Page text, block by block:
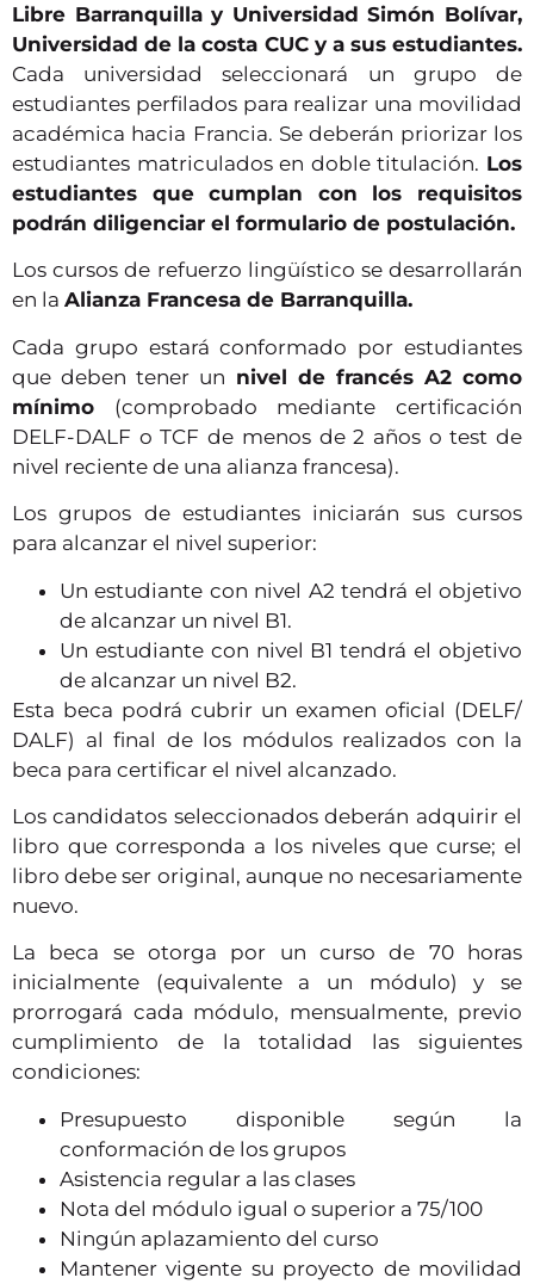
Libre Barranquilla y Universidad Simón Bolívar,
Universidad de la costa CUC y a sus estudiantes.
Cada universidad seleccionará un grupo de
estudiantes perfilados para realizar una movilidad
académica hacia Francia. Se deberán priorizar los
estudiantes matriculados en doble titulación. Los
estudiantes que cumplan con los requisitos
podrán diligenciar el formulario de postulación.
Los cursos de refuerzo lingüístico se desarrollarán
en la Alianza Francesa de Barranquilla.
Cada grupo estará conformado por estudiantes
que deben tener un nivel de francés A2 como
mínimo (comprobado mediante certificación
DELF-DALF o TCF de menos de 2 años o test de
nivel reciente de una alianza francesa).
Los grupos de estudiantes iniciarán sus cursos
para alcanzar el nivel superior:
Un estudiante con nivel A2 tendrá el objetivo
de alcanzar un nivel B1.
Un estudiante con nivel B1 tendrá el objetivo
de alcanzar un nivel B2.
Esta beca podrá cubrir un examen oficial (DELF/
DALF) al final de los módulos realizados con la
beca para certificar el nivel alcanzado.
Los candidatos seleccionados deberán adquirir el
libro que corresponda a los niveles que curse; el
libro debe ser original, aunque no necesariamente
nuevo.
La beca se otorga por un curso de 70 horas
inicialmente (equivalente a un módulo) y se
prorrogará cada módulo, mensualmente, previo
cumplimiento de la totalidad las siguientes
condiciones:
Presupuesto disponible según la
conformación de los grupos
Asistencia regular a las clases
Nota del módulo igual o superior a 75/100
Ningún aplazamiento del curso
Mantener vigente su proyecto de movilidad